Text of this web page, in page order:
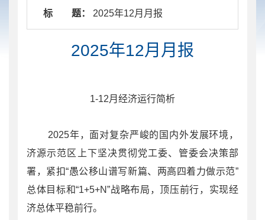
标 题：
​ 2025年12月月报
2025年12月月报
1-12月经济运行简析
2025年，面对复杂严峻的国内外发展环境，
济源示范区上下坚决贯彻党工委、管委会决策部
署，紧扣“愚公移山谱写新篇、两高四着力做示范”
总体目标和“1+5+N”战略布局，顶压前行，实现经
济总体平稳前行。